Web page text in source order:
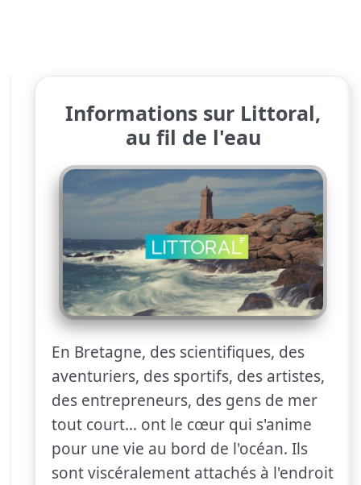
Informations sur Littoral,
au fil de l'eau
En Bretagne, des scientifiques, des
aventuriers, des sportifs, des artistes,
des entrepreneurs, des gens de mer
tout court… ont le cœur qui s'anime
pour une vie au bord de l'océan. Ils
sont viscéralement attachés à l'endroit